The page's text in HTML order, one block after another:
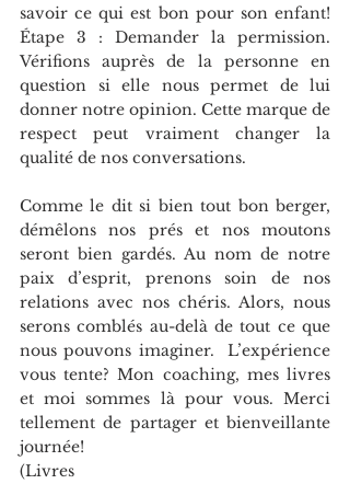
savoir ce qui est bon pour son enfant!
Étape 3 : Demander la permission.
Vérifions auprès de la personne en
question si elle nous permet de lui
donner notre opinion. Cette marque de
respect peut vraiment changer la
qualité de nos conversations.
Comme le dit si bien tout bon berger,
démêlons nos prés et nos moutons
seront bien gardés. Au nom de notre
paix d’esprit, prenons soin de nos
relations avec nos chéris. Alors, nous
serons comblés au-delà de tout ce que
nous pouvons imaginer.  L’expérience
vous tente? Mon coaching, mes livres
et moi sommes là pour vous. Merci
tellement de partager et bienveillante
journée!